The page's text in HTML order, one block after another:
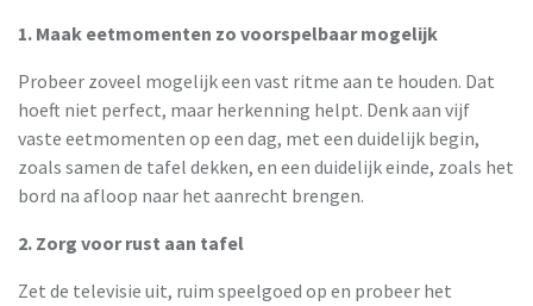
1. Maak eetmomenten zo voorspelbaar mogelijk
Probeer zoveel mogelijk een vast ritme aan te houden. Dat
hoeft niet perfect, maar herkenning helpt. Denk aan vijf
vaste eetmomenten op een dag, met een duidelijk begin,
zoals samen de tafel dekken, en een duidelijk einde, zoals het
bord na afloop naar het aanrecht brengen.
2. Zorg voor rust aan tafel
Zet de televisie uit, ruim speelgoed op en probeer het